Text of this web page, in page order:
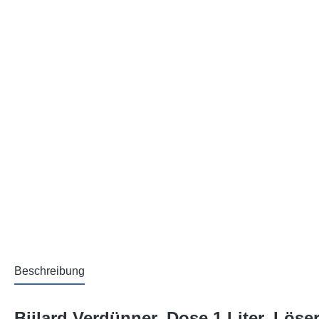
Beschreibung